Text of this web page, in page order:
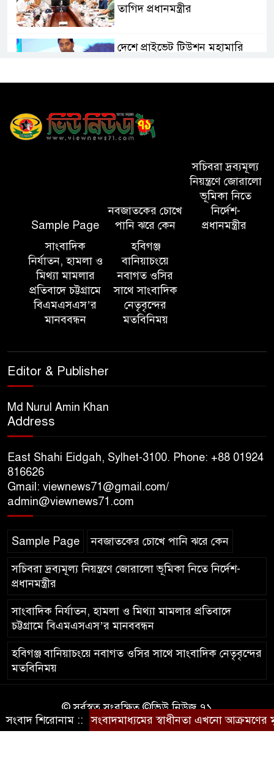
তাগিদ প্রধানমন্ত্রীর
দেশে প্রাইভেট টিউশন মহামারি
মাধবপুর ডিবির অভিযানে ৬০ কেজি
গাঁজা উদ্ধার
সিলেটে হামের উপসর্গে মৃত্যু ৩
সালমান শাহ হত্যা মামলায় ডন
হবিগঞ্জ মহাসড়কে ত্রিমুখী সংঘর্ষে
নিহত ২
সিলেটে মাজারে গান গাইতে এসে
দুর্ঘটনায় নিহত
Sample Page
নবজাতকের চোখে
পানি ঝরে কেন
সচিবরা দ্রব্যমূল্য
নিয়ন্ত্রণে জোরালো
ভূমিকা নিতে
নির্দেশ-
প্রধানমন্ত্রীর
সাংবাদিক
নির্যাতন, হামলা ও
মিথ্যা মামলার
প্রতিবাদে চট্টগ্রামে
বিএমএসএস’র
মানববন্ধন
হবিগঞ্জ
বানিয়াচংয়ে
নবাগত ওসির
সাথে সাংবাদিক
নেতৃবৃন্দের
মতবিনিময়
Editor & Publisher
Md Nurul Amin Khan
Address
East Shahi Eidgah, Sylhet-3100. Phone: +88 01924
816626
Gmail: viewnews71@gmail.com/
admin@viewnews71.com
Sample Page নবজাতকের চোখে পানি ঝরে কেন
সচিবরা দ্রব্যমূল্য নিয়ন্ত্রণে জোরালো ভূমিকা নিতে নির্দেশ-
প্রধানমন্ত্রীর
সাংবাদিক নির্যাতন, হামলা ও মিথ্যা মামলার প্রতিবাদে
চট্টগ্রামে বিএমএসএস’র মানববন্ধন
হবিগঞ্জ বানিয়াচংয়ে নবাগত ওসির সাথে সাংবাদিক নেতৃবৃন্দের
মতবিনিময়
© সর্বস্বত্ব সংরক্ষিত ©ভিউ নিউজ ৭১
কারিগরি সহযোগিতায়ঃআইটিপল্লী
সংবাদ শিরোনাম ::সংবাদমাধ্যমের স্বাধীনতা এখনো আক্রমণের